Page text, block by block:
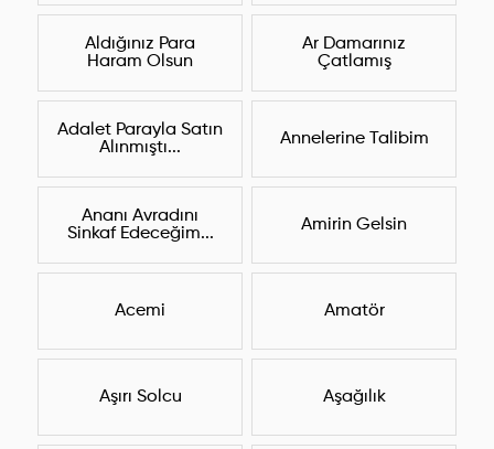
Aldığınız Para
Haram Olsun
Ar Damarınız
Çatlamış
Adalet Parayla Satın
Alınmıştı...
Annelerine Talibim
Ananı Avradını
Sinkaf Edeceğim...
Amirin Gelsin
Acemi Amatör
Aşırı Solcu Aşağılık